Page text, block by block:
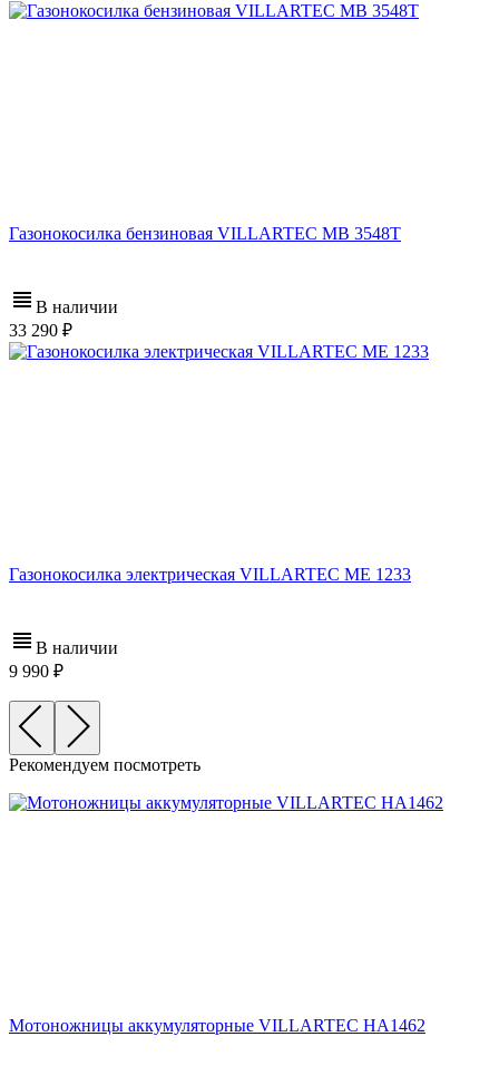
Газонокосилка бензиновая VILLARTEC MB 3548T
В наличии
33 290
Газонокосилка электрическая VILLARTEC ME 1233
В наличии
9 990
Рекомендуем посмотреть
Мотоножницы аккумуляторные VILLARTEC HA1462